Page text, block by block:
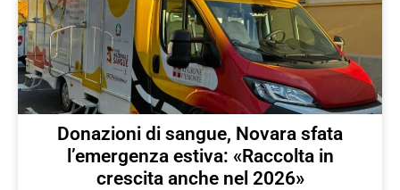
Donazioni di sangue, Novara sfata
l’emergenza estiva: «Raccolta in
crescita anche nel 2026»